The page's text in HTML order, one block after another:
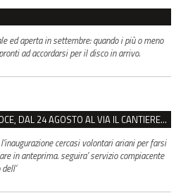
ed aperta in settembre: quando i più o meno
ad accordarsi per il disco in arrivo.
REGGIO. PORTA SANTA CROCE, DAL 24 AGOSTO AL VIA IL CANTIERE PER IL NUOVO COLLETTORE FOGNARIO
cercasi volontari ariani per farsi
in anteprima. seguira’ servizio compiacente